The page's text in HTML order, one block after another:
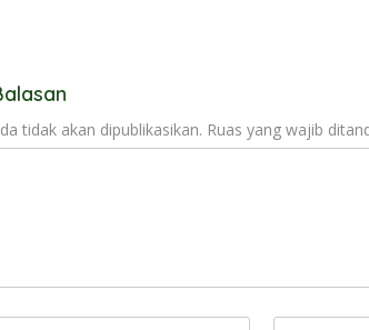
tidak akan dipublikasikan. Ruas yang wajib